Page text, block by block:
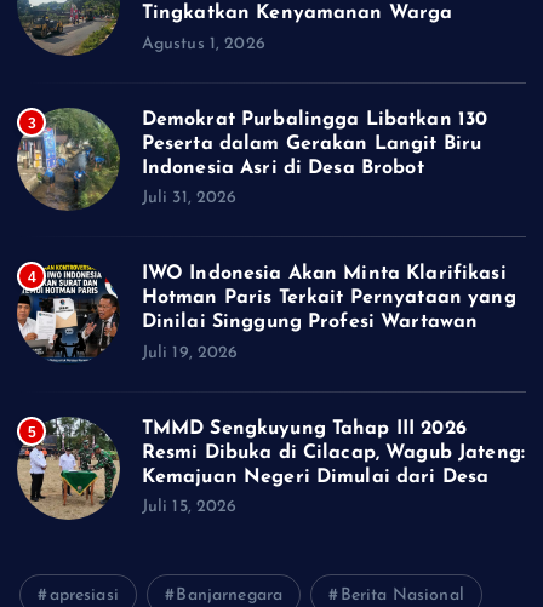
Tingkatkan Kenyamanan Warga
Agustus 1, 2026
3
Demokrat Purbalingga Libatkan 130
Peserta dalam Gerakan Langit Biru
Indonesia Asri di Desa Brobot
Juli 31, 2026
4
IWO Indonesia Akan Minta Klarifikasi
Hotman Paris Terkait Pernyataan yang
Dinilai Singgung Profesi Wartawan
Juli 19, 2026
5
TMMD Sengkuyung Tahap III 2026
Resmi Dibuka di Cilacap, Wagub Jateng:
Kemajuan Negeri Dimulai dari Desa
Juli 15, 2026
apresiasi Banjarnegara Berita Nasional